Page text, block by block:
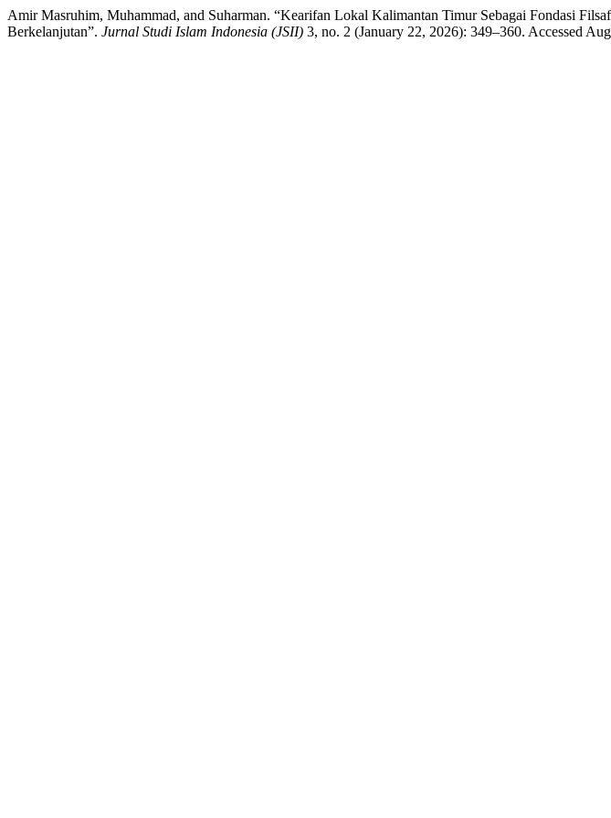
Amir Masruhim, Muhammad, and Suharman. “Kearifan Lokal Kalimantan Timur Sebagai Fondasi
Berkelanjutan”. Jurnal Studi Islam Indonesia (JSII) 3, no. 2 (January 22, 2026): 349–360. Accessed